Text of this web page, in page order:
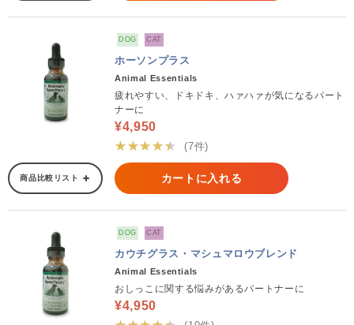
DOG CAT
ホーソンプラス
Animal Essentials
疲れやすい、ドキドキ、ハァハァが気になるパート
ナーに
¥4,950
★★★★★
(7件)
商品比較リスト カートに入れる
DOG CAT
カウチグラス・マシュマロウブレンド
Animal Essentials
おしっこに関する悩みがあるパートナーに
¥4,950